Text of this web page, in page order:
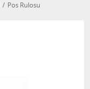
Pos Rulosu